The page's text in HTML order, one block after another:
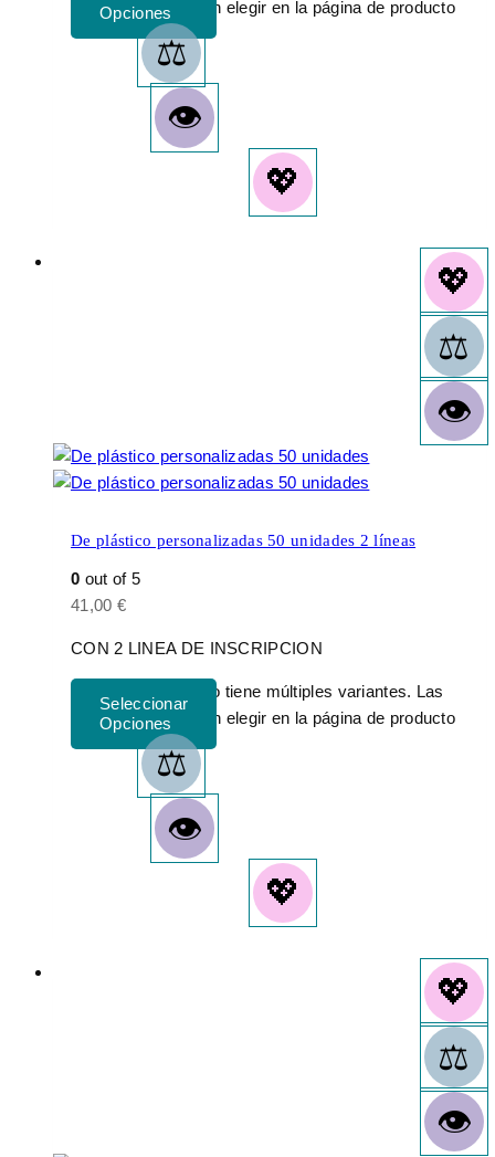
opciones se pueden elegir en la página de producto
De plástico personalizadas 50 unidades 2 líneas
0 out of 5
41,00 €
CON 2 LINEA DE INSCRIPCION
Este producto tiene múltiples variantes. Las
opciones se pueden elegir en la página de producto